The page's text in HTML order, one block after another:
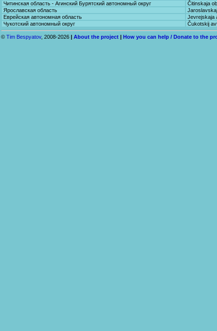
Читинская область - Агинский Бурятский автономный округ
Čitinskaja
Ярославская область
Еврейская автономная область
Jevrejskaja
Чукотский автономный округ
Čukotskij
© Tim Bespyatov, 2008-2026 | About the project | How you can help / Donate to the